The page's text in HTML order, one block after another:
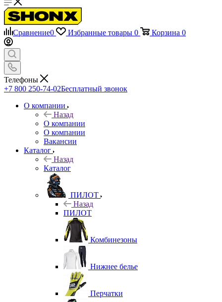
Сравнение0 Избранные товары 0 Корзина 0
Телефоны
+7 800 250-74-02Бесплатный звонок
О компании
Назад
О компании
О компании
Вакансии
Каталог
Назад
Каталог
ПИЛОТ
Назад
ПИЛОТ
Комбинезоны
Нижнее белье
Перчатки